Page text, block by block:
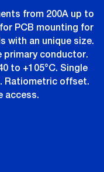
from 200A up to
PCB mounting for
with an unique size.
primary conductor.
to +105°C. Single
Ratiometric offset.
access.